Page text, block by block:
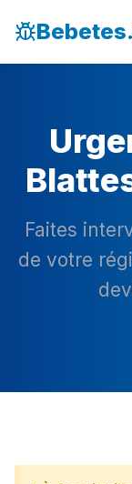
Faites
de votre